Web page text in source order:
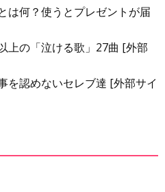
は何？使うとプレゼントが届
上の「泣ける歌」27曲 [外部
を認めないセレブ達 [外部サイ